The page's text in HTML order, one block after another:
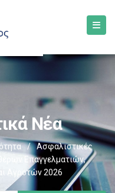
Νέα
/
Ασφαλιστικές
Επαγγελματιών,
Αγροτών 2026